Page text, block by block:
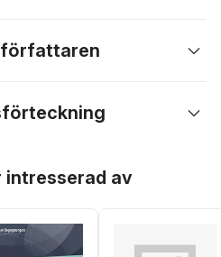
författaren
intresserad av